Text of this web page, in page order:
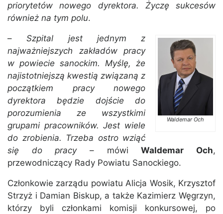
priorytetów nowego dyrektora. Życzę sukcesów
również na tym polu.
Waldemar Och
–Szpital jest jednym z
najważniejszych zakładów pracy
w powiecie sanockim. Myślę, że
najistotniejszą kwestią związaną z
początkiem pracy nowego
dyrektora będzie dojście do
porozumienia ze wszystkimi
grupami pracowników. Jest wiele
do zrobienia. Trzeba ostro wziąć
się do pracy – mówiWaldemar Och,
przewodniczący Rady Powiatu Sanockiego.
Członkowie zarządu powiatu Alicja Wosik, Krzysztof
Strzyż i Damian Biskup, a także Kazimierz Węgrzyn,
którzy byli członkami komisji konkursowej, po